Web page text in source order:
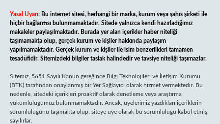
Yasal Uyarı: Bu internet sitesi, herhangi bir marka, kurum veya şahıs şirketi ile
hiçbir bağlantısı bulunmamaktadır. Sitede yalnızca kendi hazırladığımız
makaleler paylaşılmaktadır. Burada yer alan içerikler haber niteliği
taşımamakta olup, gerçek kurum ve kişiler hakkında paylaşım
yapılmamaktadır. Gerçek kurum ve kişiler ile isim benzerlikleri tamamen
tesadüfidir. Sitemizdeki bilgiler taslak halindedir ve tavsiye niteliği taşımazlar.
Sitemiz, 5651 Sayılı Kanun gereğince Bilgi Teknolojileri ve İletişim Kurumu
(BTK) tarafından onaylanmış bir Yer Sağlayıcı olarak hizmet vermektedir. Bu
nedenle, sitedeki içerikleri proaktif olarak denetleme veya araştırma
yükümlülüğümüz bulunmamaktadır. Ancak, üyelerimiz yazdıkları içeriklerin
sorumluluğunu taşımakta olup, siteye üye olarak bu sorumluluğu kabul etmiş
sayılırlar.